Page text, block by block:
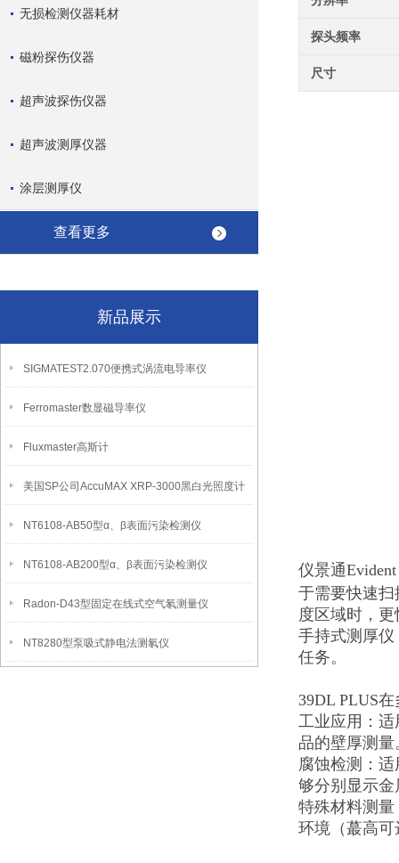
无损检测仪器耗材
磁粉探伤仪器
超声波探伤仪器
超声波测厚仪器
涂层测厚仪
查看更多
新品展示
SIGMATEST2.070便携式涡流电导率仪
Ferromaster数显磁导率仪
Fluxmaster高斯计
美国SP公司AccuMAX XRP-3000黑白光照度计
NT6108-AB50型α、β表面污染检测仪
NT6108-AB200型α、β表面污染检测仪
Radon-D43型固定在线式空气氡测量仪
NT8280型泵吸式静电法测氡仪
探头频率
尺寸
仪景通
于需要快速
度区域时，
手持式测厚仪
任务。
39DL PLUS
工业应用‌：
品的壁厚测量‌
腐蚀检测‌：
够分别显示
特殊材料测
环境（蕞高可